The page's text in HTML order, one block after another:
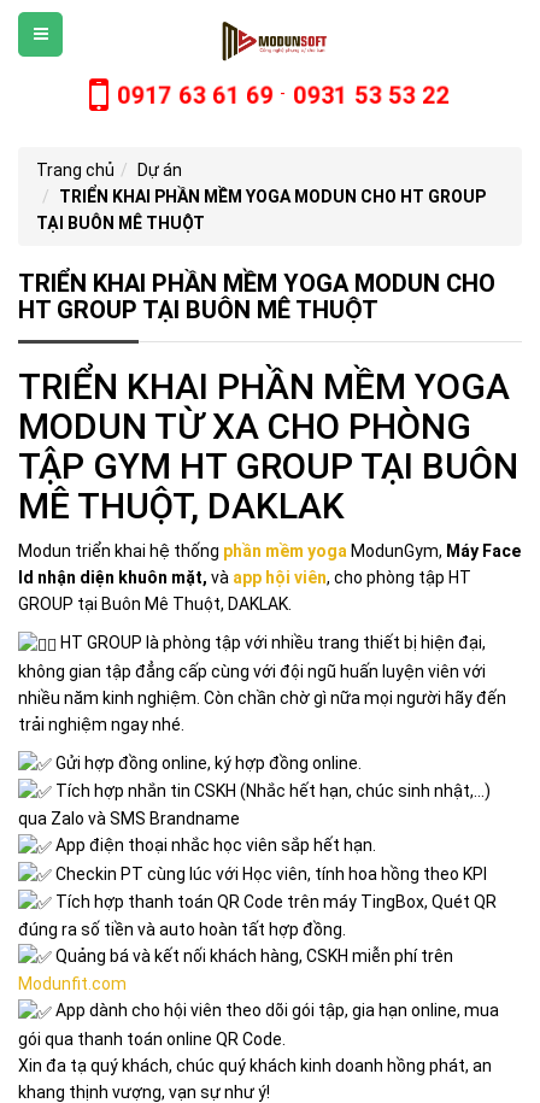
0917 63 61 69 - 0931 53 53 22
Trang chủ
Dự án
TRIỂN KHAI PHẦN MỀM YOGA MODUN CHO HT GROUP
TẠI BUÔN MÊ THUỘT
TRIỂN KHAI PHẦN MỀM YOGA MODUN CHO
HT GROUP TẠI BUÔN MÊ THUỘT
TRIỂN KHAI PHẦN MỀM YOGA
MODUN TỪ XA CHO PHÒNG
TẬP GYM HT GROUP TẠI BUÔN
MÊ THUỘT, DAKLAK
Modun triển khai hệ thống phần mềm yoga ModunGym, Máy Face
Id nhận diện khuôn mặt, và app hội viên, cho phòng tập HT
GROUP tại Buôn Mê Thuột, DAKLAK.
HT GROUP làphòng tập với nhiều trang thiết bị hiện đại,
không gian tập đẳng cấp cùng với đội ngũ huấn luyện viên với
nhiều năm kinh nghiệm. Còn chần chờ gì nữa mọi người hãy đến
trải nghiệm ngay nhé.
Gửi hợp đồng online, ký hợp đồng online.
Tích hợp nhắn tin CSKH (Nhắc hết hạn, chúc sinh nhật,…)
qua Zalo và SMS Brandname
App điện thoại nhắc học viên sắp hết hạn.
Checkin PT cùng lúc với Học viên, tính hoa hồng theo KPI
Tích hợp thanh toán QR Code trên máy TingBox, Quét QR
đúng ra số tiền và auto hoàn tất hợp đồng.
Quảng bá và kết nối khách hàng, CSKH miễn phí trên
Modunfit.com
App dành cho hội viên theo dõi gói tập, gia hạn online, mua
gói qua thanh toán online QR Code.
Xin đa tạ quý khách, chúc quý khách kinh doanh hồng phát, an
khang thịnh vượng, vạn sự như ý!